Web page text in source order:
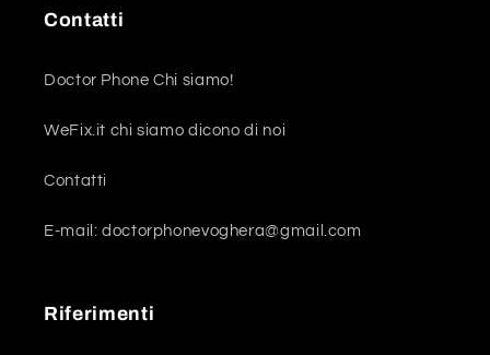
Contatti
Doctor Phone Chi siamo!
WeFix.it chi siamo dicono di noi
Contatti
E-mail: doctorphonevoghera@gmail.com
Riferimenti